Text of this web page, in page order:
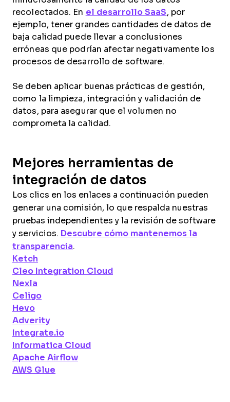
recolectados. En el desarrollo SaaS, por
ejemplo, tener grandes cantidades de datos de
baja calidad puede llevar a conclusiones
erróneas que podrían afectar negativamente los
procesos de desarrollo de software.
Se deben aplicar buenas prácticas de gestión,
como la limpieza, integración y validación de
datos, para asegurar que el volumen no
comprometa la calidad.
Mejores herramientas de
integración de datos
Los clics en los enlaces a continuación pueden
generar una comisión, lo que respalda nuestras
pruebas independientes y la revisión de software
y servicios. Descubre cómo mantenemos la
transparencia.
Ketch
Cleo Integration Cloud
Nexla
Celigo
Hevo
Adverity
Integrate.io
Informatica Cloud
Apache Airflow
AWS Glue